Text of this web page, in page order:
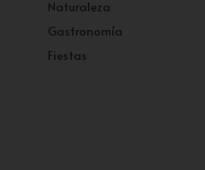
Naturaleza
Gastronomía
Fiestas